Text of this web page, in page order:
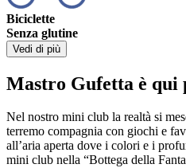
Biciclette
Senza glutine
Vedi di più
Mastro Gufetta è qui
Nel nostro mini club la realtà si
terremo compagnia con giochi e
all’aria aperta dove i colori e i
mini club nella “Bottega della